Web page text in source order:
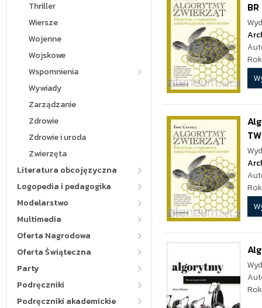
Thriller
Wiersze
Wojenne
Wojskowe
Wspomnienia
Wywiady
Zarządzanie
Zdrowie
Zdrowie i uroda
Zwierzęta
Literatura obcojęzyczna
Logopedia i pedagogika
Modelarstwo
Multimedia
Oferta Nagrodowa
Oferta Świąteczna
Party
Podręczniki
Podręczniki akademickie
BR
TW